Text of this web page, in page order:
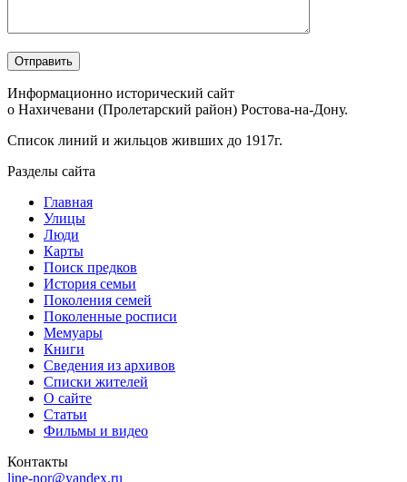
Информационно исторический сайт
о Нахичевани (Пролетарский район) Ростова-на-Дону.
Список линий и жильцов живших до 1917г.
Разделы сайта
Главная
Улицы
Люди
Карты
Поиск предков
История семьи
Поколения семей
Поколенные росписи
Мемуары
Книги
Сведения из архивов
Списки жителей
О сайте
Статьи
Фильмы и видео
Контакты
line-nor@yandex.ru